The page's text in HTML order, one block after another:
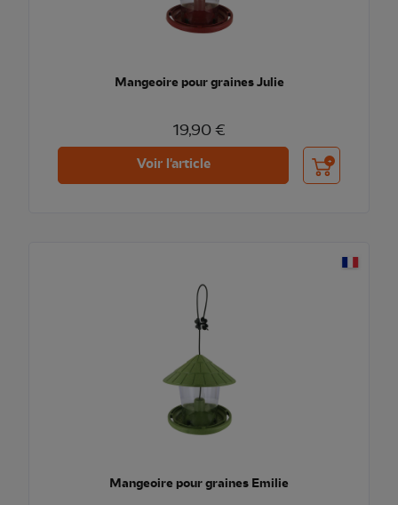
Mangeoire pour graines Julie
19,90 €
Voir l'article Ajouter au
Mangeoire pour graines Emilie